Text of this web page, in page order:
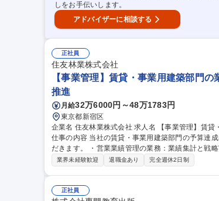
しをお手伝いします。
アドバイザーに相談する
正社員
住友林業株式会社
【事業管理】賃貸・事業用建築部門
推進
月給32万6000円～48万1783円
東京都新宿区
企業名 住友林業株式会社 求人名 【事業管理】賃貸・事業用建築部門の業績管理担当/経理から挑戦したい方歓迎
仕事の内容 当社の賃貸・事業用建築部門の予算達
だきます。 ・営業業績管理の業務：業績集計と戦略実行における分析と予測 ・総務分野の業務：損益・経費管
理、人事・業法手続き等 ◎部内各グループ（営業
挑戦したい方歓迎
業界未経験歓迎 退職金あり 完全週休2日制
正社員